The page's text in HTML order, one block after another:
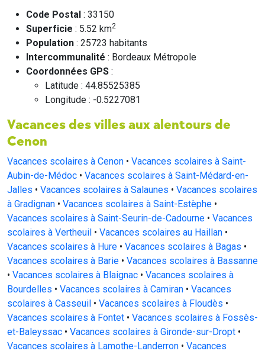
Code Postal : 33150
Superficie : 5.52 km2
Population : 25723 habitants
Intercommunalité : Bordeaux Métropole
Coordonnées GPS :
Latitude : 44.85525385
Longitude : -0.5227081
Vacances des villes aux alentours de
Cenon
Vacances scolaires à Cenon • Vacances scolaires à Saint-
Aubin-de-Médoc • Vacances scolaires à Saint-Médard-en-
Jalles • Vacances scolaires à Salaunes • Vacances scolaires
à Gradignan • Vacances scolaires à Saint-Estèphe •
Vacances scolaires à Saint-Seurin-de-Cadourne • Vacances
scolaires à Vertheuil • Vacances scolaires au Haillan •
Vacances scolaires à Hure • Vacances scolaires à Bagas •
Vacances scolaires à Barie • Vacances scolaires à Bassanne
• Vacances scolaires à Blaignac • Vacances scolaires à
Bourdelles • Vacances scolaires à Camiran • Vacances
scolaires à Casseuil • Vacances scolaires à Floudès •
Vacances scolaires à Fontet • Vacances scolaires à Fossès-
et-Baleyssac • Vacances scolaires à Gironde-sur-Dropt •
Vacances scolaires à Lamothe-Landerron • Vacances